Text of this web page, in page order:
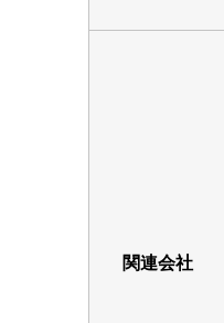
関連会社